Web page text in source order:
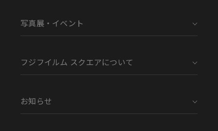
写真展・イベント
フジフイルム スクエアについて
お知らせ